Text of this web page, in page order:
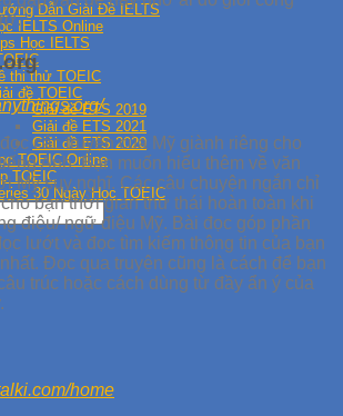
Dẫn Giải Đề IELTS
IELTS Online
Học IELTS
thi thử TOEIC
đề TOEIC
Giải đề ETS 2019
Giải đề ETS 2021
Giải đề ETS 2020
TOEIC Online
TOEIC
30 Ngày Học TOEIC
các truyện của Mỹ giành riêng cho
Anh. Bạn muốn hiểu thêm về văn
Mỹ suy nghĩ. Các câu chuyện ngắn chỉ
cho bạn thời gian thư thái hoàn toàn khi
điệu/ ngữ điệu Mỹ. Bài đọc góp phần
lướt và đọc tìm kiếm thông tin của bạn
Đọc qua truyện cũng là cách để bạn
trúc hoặc cách dùng từ đầy ẩn ý của
home